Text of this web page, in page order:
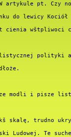
artykule pt. Czy
lewicy
cienia
polityki
i pisze
trudno
Ludowej. Te